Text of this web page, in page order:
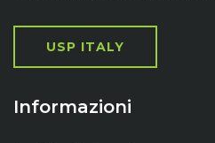
USP ITALY
Informazioni